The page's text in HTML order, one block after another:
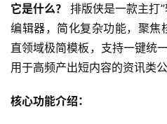
它是什么？
排版侠是一款主打
编辑器，简化复杂功能，聚
直领域极简模板，支持一键统
用于高频产出短内容的资讯类公
核心功能介绍：